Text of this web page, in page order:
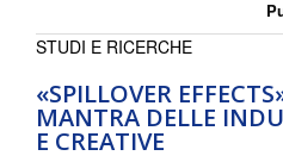
«SPILLOVER
MANTRA DELLE
E CREATIVE
STUDI E RICERCHE